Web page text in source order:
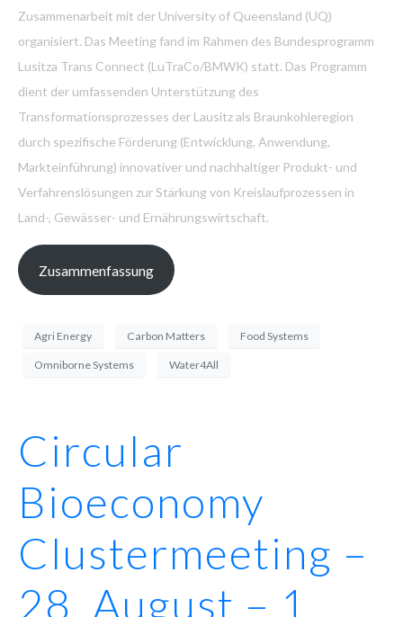
Zusammenarbeit mit der University of Queensland (UQ)
organisiert. Das Meeting fand im Rahmen des Bundesprogramm
Lusitza Trans Connect (LuTraCo/BMWK) statt. Das Programm
dient der umfassenden Unterstützung des
Transformationsprozesses der Lausitz als Braunkohleregion
durch spezifische Förderung (Entwicklung, Anwendung,
Markteinführung) innovativer und nachhaltiger Produkt- und
Verfahrenslösungen zur Stärkung von Kreislaufprozessen in
Land-, Gewässer- und Ernährungswirtschaft.
Zusammenfassung
Agri Energy Carbon Matters Food Systems
Omniborne Systems Water4All
Circular
Bioeconomy
Clustermeeting –
28. August – 1.